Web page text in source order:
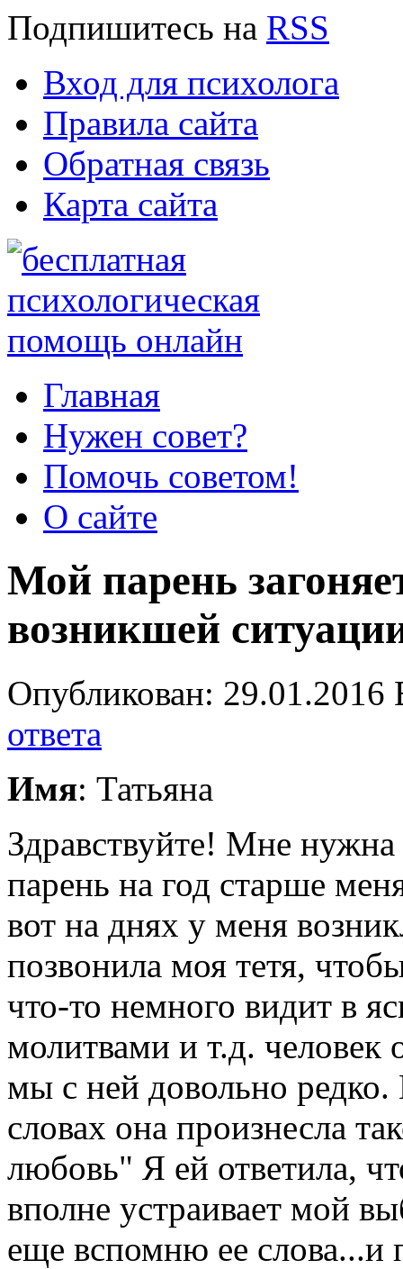
Подпишитесь на RSS
Вход для психолога
Правила сайта
Обратная связь
Карта сайта
Главная
Нужен совет?
Помочь советом!
О сайте
Мой парень
возникшей
Опубликован:
ответа
Имя: Татьяна
Здравствуйте! Мне
парень на год старше
вот на днях у меня
позвонила моя тетя,
что-то немного видит в
молитвами и т.д.
мы с ней довольно редко.
словах она произнесла
любовь" Я ей ответила,
вполне устраивает мой
еще вспомню ее слова...и